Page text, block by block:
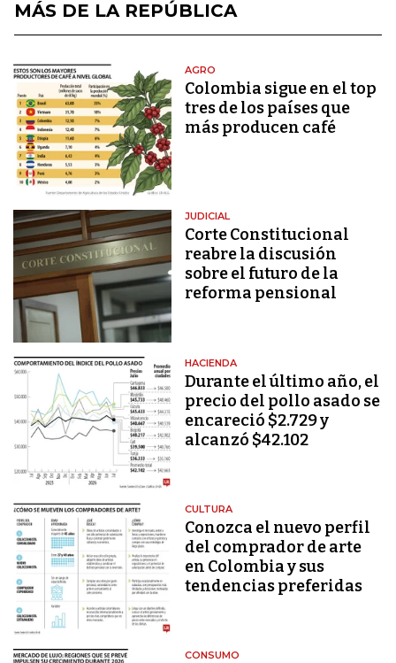
MÁS DE LA REPÚBLICA
AGRO
Colombia sigue en el top
tres de los países que
más producen café
JUDICIAL
Corte Constitucional
reabre la discusión
sobre el futuro de la
reforma pensional
HACIENDA
Durante el último año, el
precio del pollo asado se
encareció $2.729 y
alcanzó $42.102
CULTURA
Conozca el nuevo perfil
del comprador de arte
en Colombia y sus
tendencias preferidas
CONSUMO